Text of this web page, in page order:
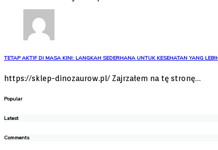
TETAP AKTIF DI MASA KINI: LANGKAH SEDERHANA UNTUK KESEHATAN YANG
https://sklep-dinozaurow.pl/ Zajrzałem na tę stronę…
Popular
Latest
Comments